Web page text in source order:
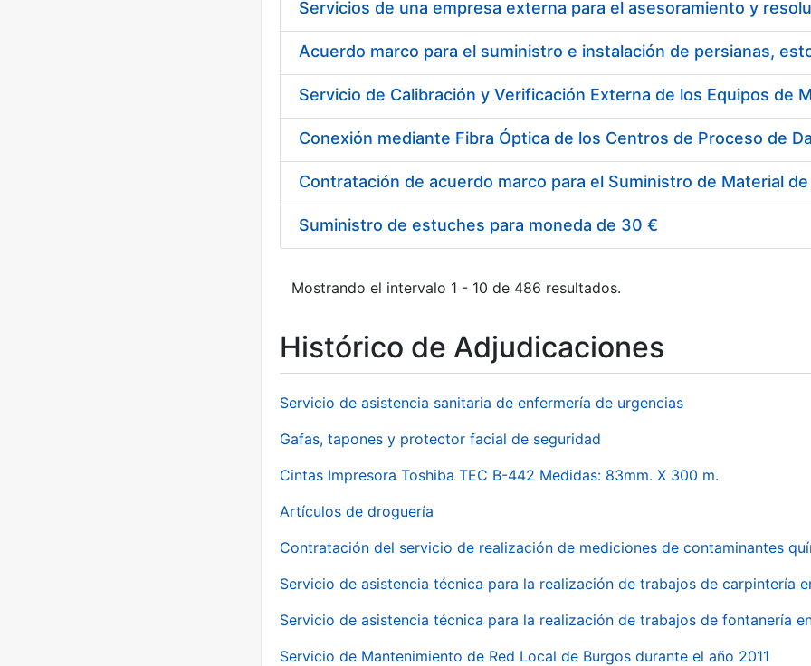
Acuerdo marco para el suministro e instalación de persianas,
Suministro de estuches para moneda de 30 €
Mostrando el intervalo 1 - 10 de 486 resultados.
Histórico de Adjudicaciones
Servicio de asistencia sanitaria de enfermería de urgencias
Gafas, tapones y protector facial de seguridad
Cintas Impresora Toshiba TEC B-442 Medidas: 83mm. X 300 m.
Artículos de droguería
Contratación del servicio de realización de mediciones de contaminantes
Servicio de asistencia técnica para la realización de trabajos de carpintería
Servicio de asistencia técnica para la realización de trabajos de fontanería
Servicio de Mantenimiento de Red Local de Burgos durante el año 2011